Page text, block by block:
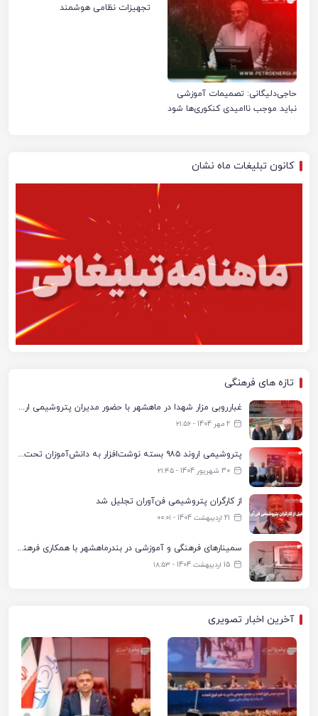
حاجی‌دلیگانی: تصمیمات آموزشی
نباید موجب ناامیدی کنکوری‌ها شود
تجهیزات نظامی هوشمند
کانون تبلیغات ماه نشان
تازه های فرهنگی
غبارروبی مزار شهدا در ماهشهر با حضور مدیران پتروشیمی اروند و مسئولان شهری
2 مهر 1404 - ۲۱:۵۶
پتروشیمی اروند ۹۸۵ بسته نوشت‌افزار به دانش‌آموزان تحت پوشش کمیته امداد بندرماهشهر اهدا کرد
30 شهریور 1404 - ۲۱:۴۵
از کارگران پتروشیمی فن‌آوران تجلیل شد
21 اردیبهشت 1404 - ۰۰:۰۱
سمینارهای فرهنگی و آموزشی در بندرماهشهر با همکاری فرهنگ‌سرای پتروشیمی مارون
15 اردیبهشت 1404 - ۱۸:۵۳
آخرین اخبار تصویری